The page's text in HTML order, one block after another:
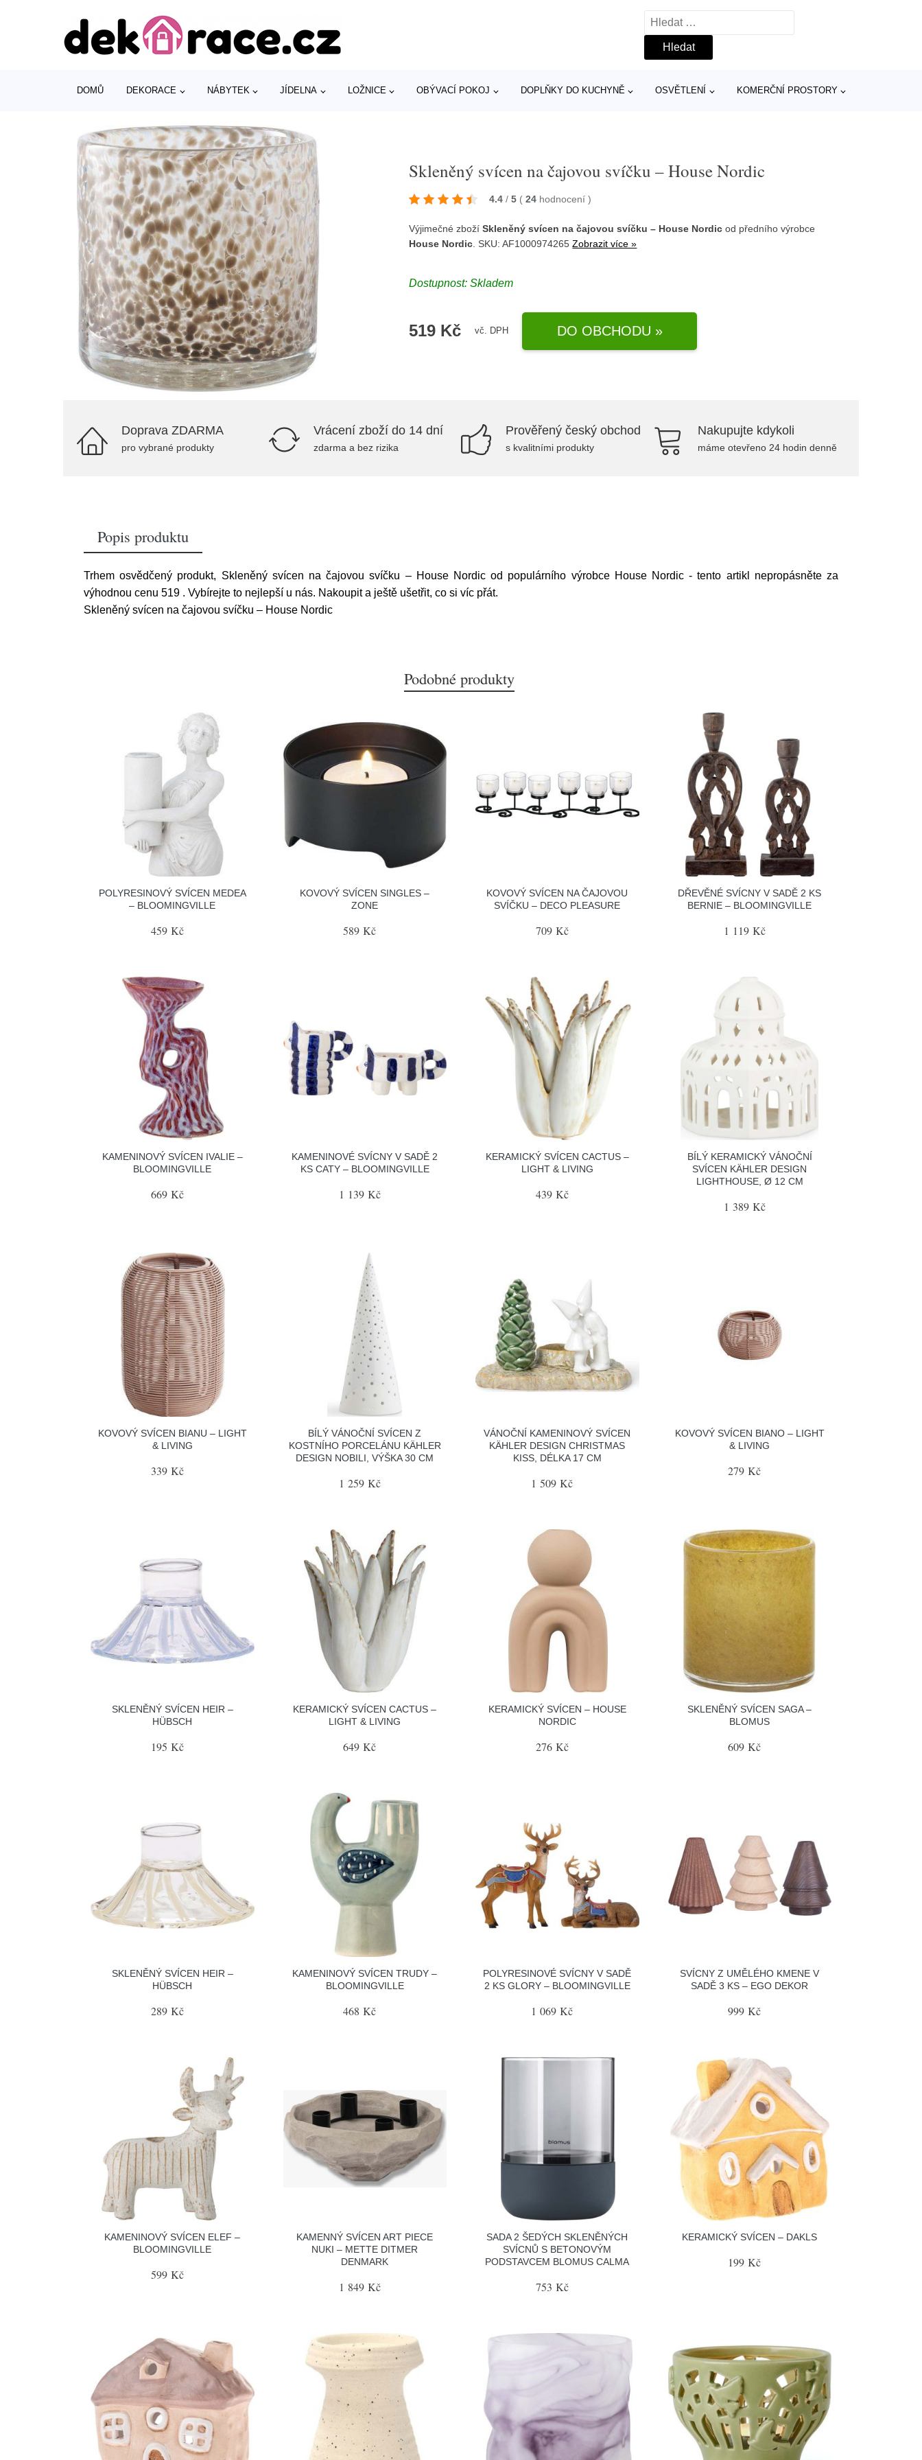
Vyhledávání
DOMŮ DEKORACE NÁBYTEK JÍDELNA LOŽNICE OBÝVACÍ POKOJ DOPLŇKY DO KUCHYNĚ OSVĚTLENÍ KOMERČNÍ PROSTORY
Skleněný svícen na čajovou svíčku – House Nordic
4.4 / 5 ( 24 hodnocení)
Výjimečné zbožíSkleněný svícen na čajovou svíčku – House Nordic od předního výrobce
House Nordic . SKU: AF1000974265Zobrazit více »
Dostupnost: Skladem
519 Kč vč. DPH DO OBCHODU »
Doprava ZDARMA
pro vybrané produkty
Vrácení zboží do 14 dní
zdarma a bez rizika
Prověřený český obchod
s kvalitními produkty
Nakupujte kdykoli
máme otevřeno 24 hodin denně
Popis produktu
Trhem osvědčený produkt, Skleněný svícen na čajovou svíčku – House Nordic od populárního výrobce House Nordic - tento artikl nepropásněte za
výhodnou cenu 519 . Vybírejte to nejlepší u nás. Nakoupit a ještě ušetřit, co si víc přát.
Skleněný svícen na čajovou svíčku – House Nordic
Podobné produkty
POLYRESINOVÝ SVÍCEN MEDEA
– BLOOMINGVILLE
459 Kč
KOVOVÝ SVÍCEN SINGLES –
ZONE
589 Kč
KOVOVÝ SVÍCEN NA ČAJOVOU
SVÍČKU – DECO PLEASURE
709 Kč
DŘEVĚNÉ SVÍCNY V SADĚ 2 KS
BERNIE – BLOOMINGVILLE
1 119 Kč
KAMENINOVÝ SVÍCEN IVALIE –
BLOOMINGVILLE
669 Kč
KAMENINOVÉ SVÍCNY V SADĚ 2
KS CATY – BLOOMINGVILLE
1 139 Kč
KERAMICKÝ SVÍCEN CACTUS –
LIGHT & LIVING
439 Kč
BÍLÝ KERAMICKÝ VÁNOČNÍ
SVÍCEN KÄHLER DESIGN
LIGHTHOUSE, Ø 12 CM
1 389 Kč
KOVOVÝ SVÍCEN BIANU – LIGHT
& LIVING
339 Kč
BÍLÝ VÁNOČNÍ SVÍCEN Z
KOSTNÍHO PORCELÁNU KÄHLER
DESIGN NOBILI, VÝŠKA 30 CM
1 259 Kč
VÁNOČNÍ KAMENINOVÝ SVÍCEN
KÄHLER DESIGN CHRISTMAS
KISS, DÉLKA 17 CM
1 509 Kč
KOVOVÝ SVÍCEN BIANO – LIGHT
& LIVING
279 Kč
SKLENĚNÝ SVÍCEN HEIR –
HÜBSCH
195 Kč
KERAMICKÝ SVÍCEN CACTUS –
LIGHT & LIVING
649 Kč
KERAMICKÝ SVÍCEN – HOUSE
NORDIC
276 Kč
SKLENĚNÝ SVÍCEN SAGA –
BLOMUS
609 Kč
SKLENĚNÝ SVÍCEN HEIR –
HÜBSCH
289 Kč
KAMENINOVÝ SVÍCEN TRUDY –
BLOOMINGVILLE
468 Kč
POLYRESINOVÉ SVÍCNY V SADĚ
2 KS GLORY – BLOOMINGVILLE
1 069 Kč
SVÍCNY Z UMĚLÉHO KMENE V
SADĚ 3 KS – EGO DEKOR
999 Kč
KAMENINOVÝ SVÍCEN ELEF –
BLOOMINGVILLE
599 Kč
KAMENNÝ SVÍCEN ART PIECE
NUKI – METTE DITMER
DENMARK
1 849 Kč
SADA 2 ŠEDÝCH SKLENĚNÝCH
SVÍCNŮ S BETONOVÝM
PODSTAVCEM BLOMUS CALMA
753 Kč
KERAMICKÝ SVÍCEN – DAKLS
199 Kč